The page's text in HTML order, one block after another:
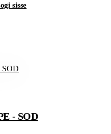
sisse
- SOD